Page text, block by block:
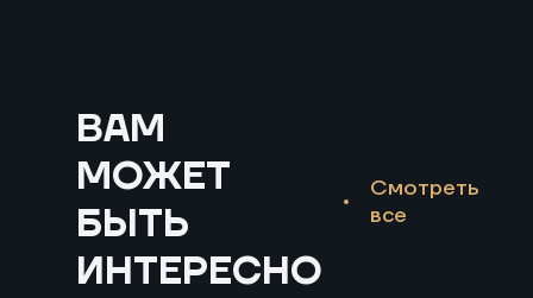
ВАМ
МОЖЕТ
БЫТЬ
ИНТЕРЕСНО
Смотреть
все